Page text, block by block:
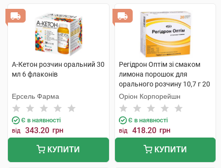
А-Кетон розчин оральний 30
мл 6 флаконів
Ерсель Фарма
Є в наявності
від 343.20 грн
КУПИТИ
Регідрон Оптім зі смаком
лимона порошок для
орального розчину 10,7 г 20
пакетиків
Оріон Корпорейшн
Є в наявності
від 418.20 грн
КУПИТИ